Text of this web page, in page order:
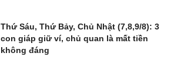
Thứ Sáu, Thứ Bảy, Chủ Nhật (7,8,9/8): 3
con giáp giữ ví, chủ quan là mất tiền
không đáng